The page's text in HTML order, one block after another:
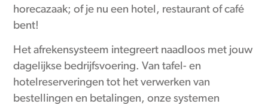
horecazaak; of je nu een hotel, restaurant of café
bent!
Het afrekensysteem integreert naadloos met jouw
dagelijkse bedrijfsvoering. Van tafel- en
hotelreserveringen tot het verwerken van
bestellingen en betalingen, onze systemen